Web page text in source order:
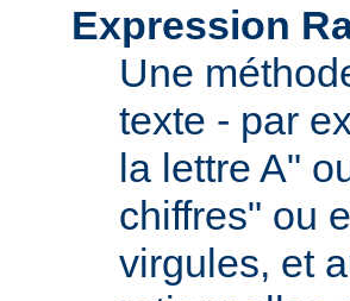
Expression
Une
texte - par
la lettre A"
chiffres" ou
virgules, et